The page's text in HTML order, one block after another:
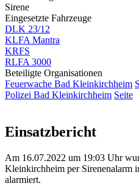
Sirene
Eingesetzte Fahrzeuge
DLK 23/12
KLFA Mantra
KRFS
RLFA 3000
Beteiligte Organisationen
Feuerwache Bad Kleinkirchheim
Polizei Bad Kleinkirchheim Seite
Einsatzbericht
Am 16.07.2022 um 19:03 Uhr
Kleinkirchheim per Sirenenalarm
alarmiert.